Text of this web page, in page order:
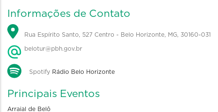
Informações de Contato
Rua Espírito Santo, 527 Centro - Belo Horizonte, MG, 30160-031
belotur@pbh.gov.br
Spotify Rádio Belo Horizonte
Principais Eventos
Arraial de Belô